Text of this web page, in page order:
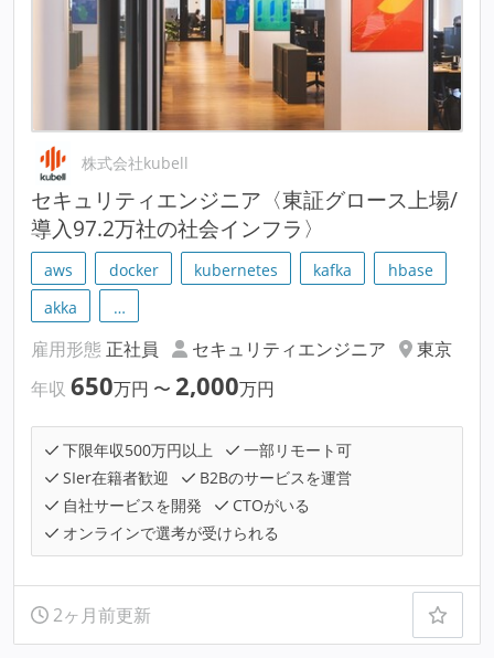
株式会社kubell
セキュリティエンジニア〈東証グロース上場/
導入97.2万社の社会インフラ〉
aws docker kubernetes kafka
hbase
akka
…
雇用形態 正社員 セキュリティエンジニア
東京
年収 650万円 〜 2,000万円
下限年収500万円以上
一部リモート可
SIer在籍者歓迎
B2Bのサービスを運営
自社サービスを開発
CTOがいる
オンラインで選考が受けられる
2ヶ月前更新